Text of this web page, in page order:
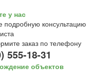
у нас
подробную консультацию
заказ по телефону
555-18-31
объектов